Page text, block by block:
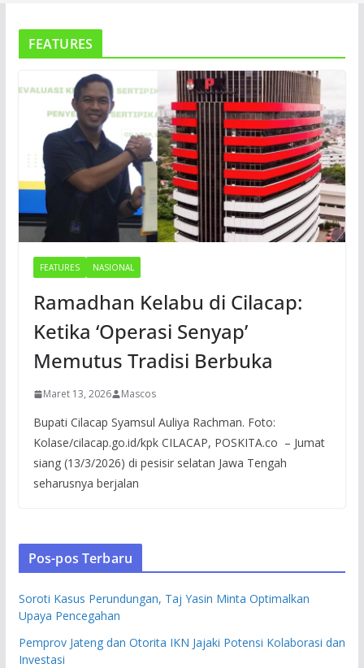
FEATURES
FEATURES NASIONAL
Ramadhan Kelabu di Cilacap:
Ketika ‘Operasi Senyap’
Memutus Tradisi Berbuka
Maret 13, 2026 Mascos
Bupati Cilacap Syamsul Auliya Rachman. Foto:
Kolase/cilacap.go.id/kpk CILACAP, POSKITA.co – Jumat
siang (13/3/2026) di pesisir selatan Jawa Tengah
seharusnya berjalan
Pos-pos Terbaru
Soroti Kasus Perundungan, Taj Yasin Minta Optimalkan
Upaya Pencegahan
Pemprov Jateng dan Otorita IKN Jajaki Potensi Kolaborasi dan
Investasi